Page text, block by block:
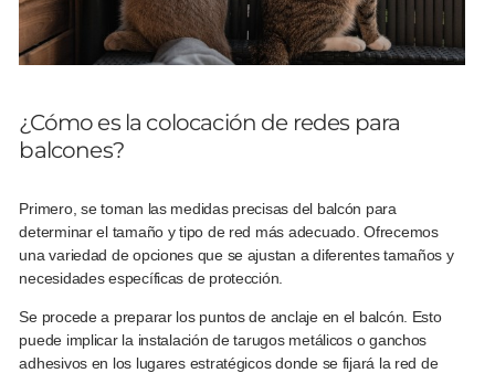
¿Cómo es la colocación de redes para
balcones?
Primero, se toman las medidas precisas del balcón para
determinar el tamaño y tipo de red más adecuado. Ofrecemos
una variedad de opciones que se ajustan a diferentes tamaños y
necesidades específicas de protección.
Se procede a preparar los puntos de anclaje en el balcón. Esto
puede implicar la instalación de tarugos metálicos o ganchos
adhesivos en los lugares estratégicos donde se fijará la red de